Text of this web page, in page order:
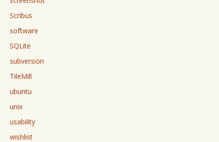
Scribus
software
SQLite
subversion
TileMill
ubuntu
unix
usability
wishlist